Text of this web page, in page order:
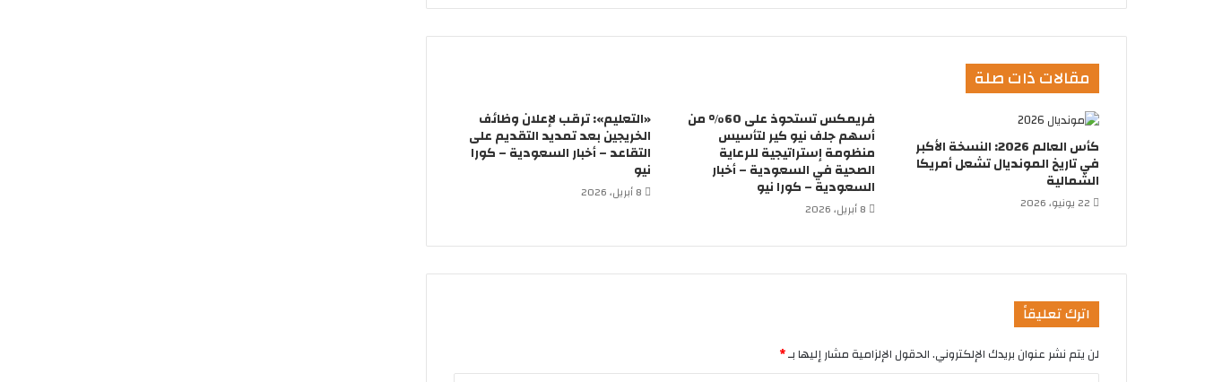
مقالات ذات صلة
كأس العالم 2026: النسخة الأكبر
في تاريخ المونديال تشعل أمريكا
الشمالية
22 يونيو، 2026
فريمكس تستحوذ على 60% من
أسهم جلف نيو كير لتأسيس
منظومة إستراتيجية للرعاية
الصحية في السعودية – أخبار
السعودية – كورا نيو
8 أبريل، 2026
«التعليم»: ترقب لإعلان وظائف
الخريجين بعد تمديد التقديم على
التقاعد – أخبار السعودية – كورا
نيو
8 أبريل، 2026
اترك تعليقاً
لن يتم نشر عنوان بريدك الإلكتروني.الحقول الإلزامية مشار إليها بـ*